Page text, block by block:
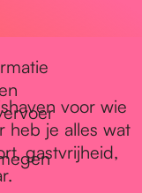
voor wie
heb je alles wat
gastvrijheid,